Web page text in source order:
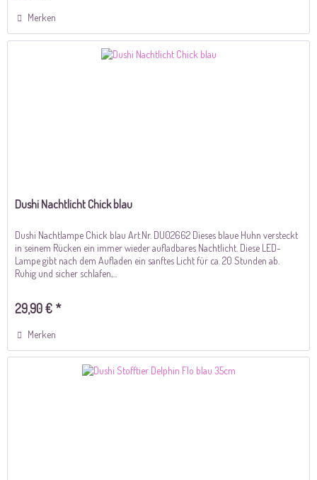
Merken
Dushi Nachtlicht Chick blau
Dushi Nachtlampe Chick blau Art.Nr. DU02662 Dieses blaue Huhn versteckt
in seinem Rücken ein immer wieder aufladbares Nachtlicht. Diese LED-
Lampe gibt nach dem Aufladen ein sanftes Licht für ca. 20 Stunden ab.
Ruhig und sicher schlafen,...
29,90 € *
Merken